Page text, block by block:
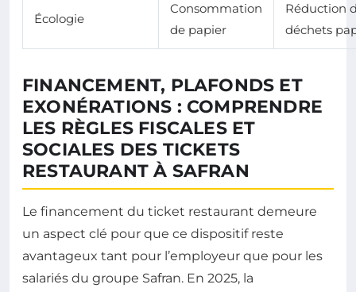
Écologie
Consommation
de papier
Réduction
déchets
FINANCEMENT, PLAFONDS ET
EXONÉRATIONS : COMPRENDRE
LES RÈGLES FISCALES ET
SOCIALES DES TICKETS
RESTAURANT À SAFRAN
Le financement du ticket restaurant demeure
un aspect clé pour que ce dispositif reste
avantageux tant pour l’employeur que pour les
salariés du groupe Safran. En 2025, la